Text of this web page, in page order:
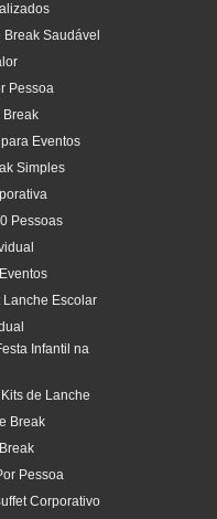
Break Saudável
Pessoa
Break
Eventos
Simples
Pessoas
Lanche Escolar
Infantil na
Kits de Lanche
Break
Pessoa
Corporativo